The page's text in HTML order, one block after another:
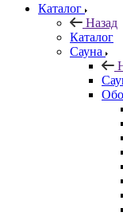
Каталог
Назад
Каталог
Сауна